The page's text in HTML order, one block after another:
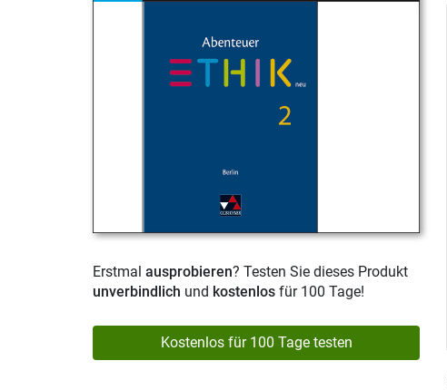
Erstmal ausprobieren? Testen Sie dieses Produkt
unverbindlich und kostenlos für 100 Tage!
Kostenlos für 100 Tage testen